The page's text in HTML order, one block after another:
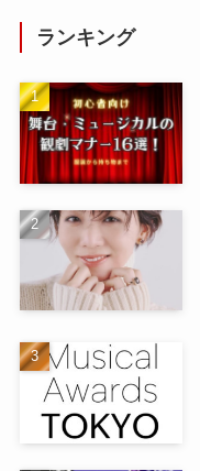
ランキング